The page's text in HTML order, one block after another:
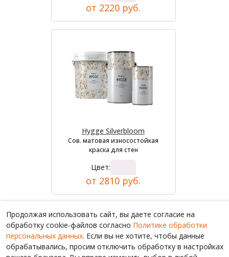
от 2220 руб.
Hygge Silverbloom
Сов. матовая износостойкая
краска для стен
Цвет:
от 2810 руб.
Продолжая использовать сайт, вы даете согласие на
обработку cookie-файлов согласно Политике обработки
персональных данных. Если вы не хотите, чтобы данные
обрабатывались, просим отключить обработку в настройках